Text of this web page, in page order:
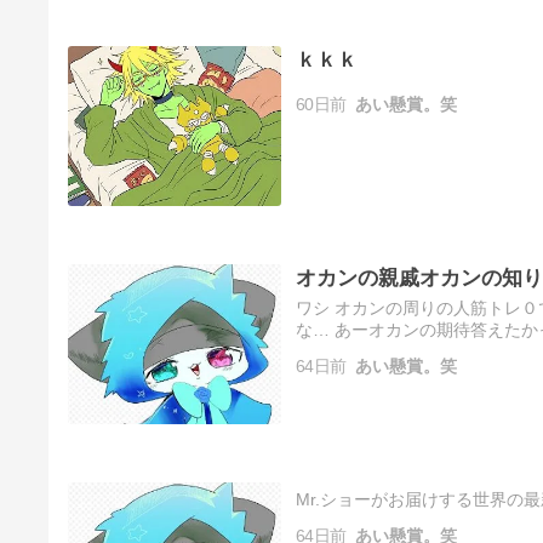
ｋｋｋ
60日前 あい懸賞。笑
オカンの親戚オカンの知
ワシ オカンの周りの人筋トレ
な… あーオカンの期待答えた
64日前 あい懸賞。笑
Mr.ショーがお届けする世界の
64日前 あい懸賞。笑